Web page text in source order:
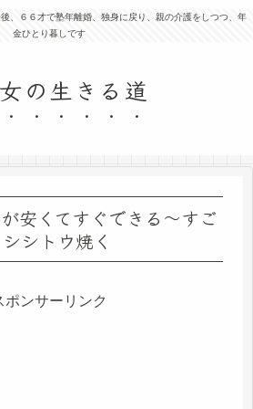
、６６才で塾年離婚、独身に戻り、親の介護をしつつ、年
金ひとり暮しです
の生きる道
安くてすぐできる～すご
シトウ焼く
ポンサーリンク